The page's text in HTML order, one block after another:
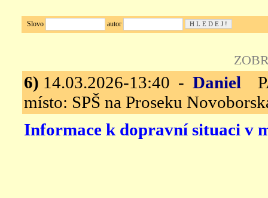
Slovo autor
6) 14.03.2026-13:40 - Daniel
místo: SPŠ na Proseku
Informace k dopravní situaci v